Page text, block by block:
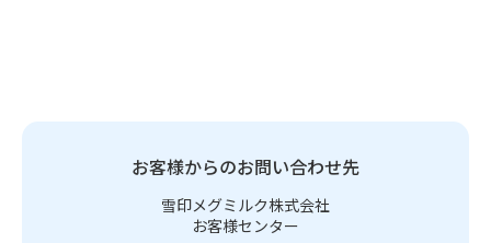
お客様からのお問い合わせ先
雪印メグミルク株式会社
お客様センター